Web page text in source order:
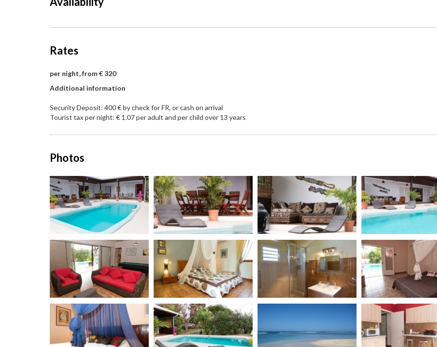
Rates
per night, from € 320
Additional information
Security Deposit: 400 € by check for FR, or cash on arrival
Tourist tax per night: € 1.07 per adult and per child over 13 years
Photos